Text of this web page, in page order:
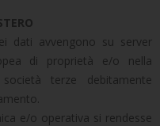
dati avvengono su server
di proprietà e/o nella
terze debitamente
e/o operativa si rendesse